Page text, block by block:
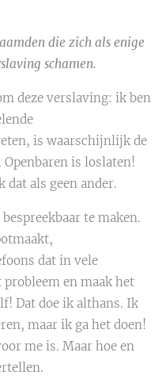
die zich als enige
schamen.
deze verslaving: ik ben
is waarschijnlijk de
is loslaten!
als geen ander.
te maken.
dat in vele
en maak het
Dat doe ik althans. Ik
maar ik ga het doen!
me is. Maar hoe en